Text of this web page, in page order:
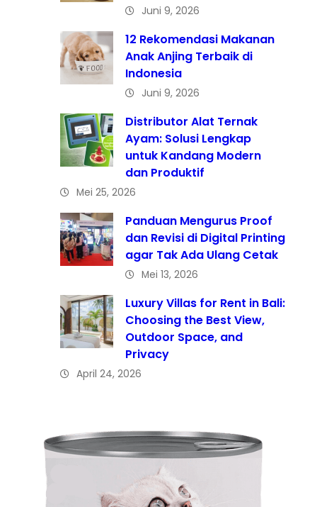
Juni 9, 2026
12 Rekomendasi Makanan
Anak Anjing Terbaik di
Indonesia
Juni 9, 2026
Distributor Alat Ternak
Ayam: Solusi Lengkap
untuk Kandang Modern
dan Produktif
Mei 25, 2026
Panduan Mengurus Proof
dan Revisi di Digital Printing
agar Tak Ada Ulang Cetak
Mei 13, 2026
Luxury Villas for Rent in Bali:
Choosing the Best View,
Outdoor Space, and
Privacy
April 24, 2026